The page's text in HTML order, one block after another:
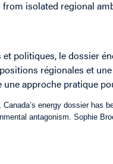
isolated regional
politiques, le dossier
régionales et
une approche pratique
energy dossier has
antagonism. Sophie